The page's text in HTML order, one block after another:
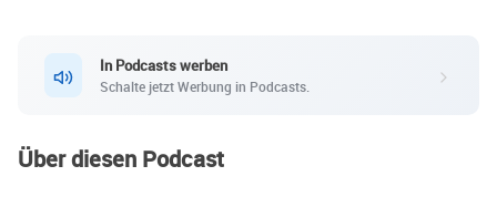
In Podcasts werben
Schalte jetzt Werbung in Podcasts.
Über diesen Podcast